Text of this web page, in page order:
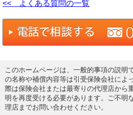
<< よくある質問の一覧
このホームページは、一般的事項の説明
の名称や補償内容等は引受保険会社によ
際は保険会社または最寄りの代理店から
明を再度受ける必要があります。ご不明
理店までお問い合わせください。